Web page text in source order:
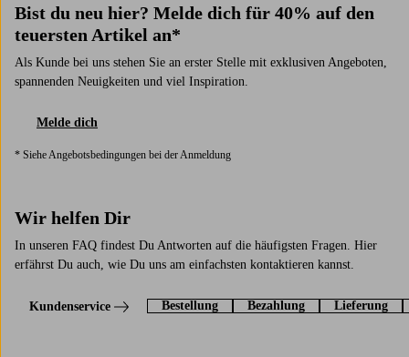
Bist du neu hier? Melde dich für 40% auf den
teuersten Artikel an*
Als Kunde bei uns stehen Sie an erster Stelle mit exklusiven Angeboten,
spannenden Neuigkeiten und viel Inspiration.
Melde dich
* Siehe Angebotsbedingungen bei der Anmeldung
Wir helfen Dir
In unseren FAQ findest Du Antworten auf die häufigsten Fragen. Hier
erfährst Du auch, wie Du uns am einfachsten kontaktieren kannst.
Kundenservice Bestellung Bezahlung Lieferung